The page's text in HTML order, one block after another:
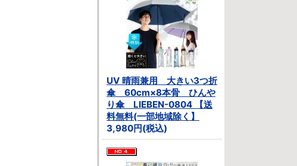
UV 晴雨兼用 大きい3つ折
傘 60cm×8本骨 ひんや
り傘 LIEBEN-0804 【送
料無料(一部地域除く】
3,980円(税込)